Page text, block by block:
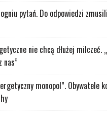
pytań. Do odpowiedzi zmusili
nie chcą dłużej milczeć.
monopol”. Obywatele